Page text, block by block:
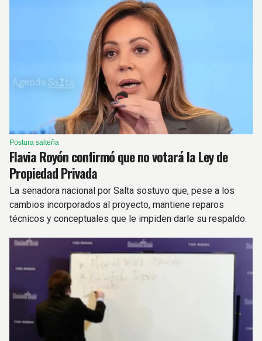
Postura salteña
Flavia Royón confirmó que no votará la Ley de
Propiedad Privada
La senadora nacional por Salta sostuvo que, pese a los
cambios incorporados al proyecto, mantiene reparos
técnicos y conceptuales que le impiden darle su respaldo.